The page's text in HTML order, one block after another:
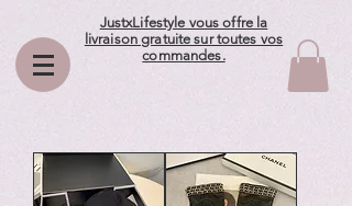
JustxLifestyle vous offre la
livraison gratuite sur toutes vos
commandes.